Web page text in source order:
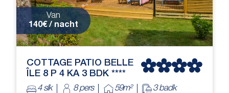
Van
140€ / nacht
COTTAGE PATIO BELLE
ÎLE 8 P 4 KA 3 BDK ****
4 slk 8 pers 59m² 3 badk